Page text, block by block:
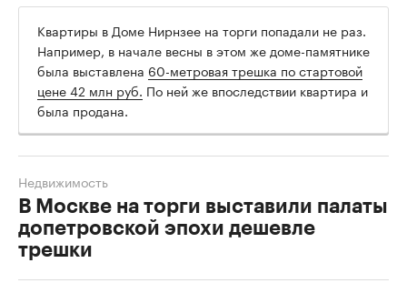
Квартиры в Доме Нирнзее на торги попадали не раз.
Например, в начале весны в этом же доме-памятнике
была выставлена 60-метровая трешка по стартовой
цене 42 млн руб. По ней же впоследствии квартира и
была продана.
В Москве на торги выставили палаты
допетровской эпохи дешевле
трешки
Недвижимость